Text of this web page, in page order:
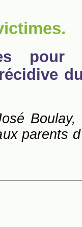
pour
parents